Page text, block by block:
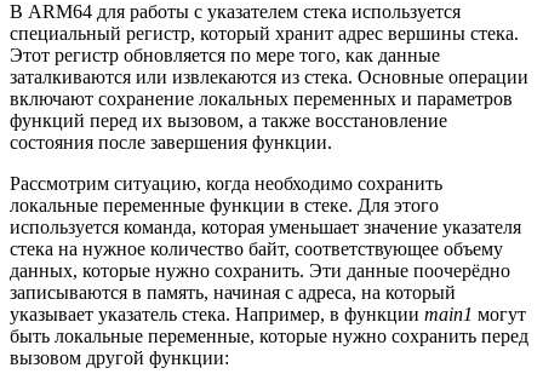
В ARM64 для работы с указателем стека используется
специальный регистр, который хранит адрес вершины стека.
Этот регистр обновляется по мере того, как данные
заталкиваются или извлекаются из стека. Основные операции
включают сохранение локальных переменных и параметров
функций перед их вызовом, а также восстановление
состояния после завершения функции.
Рассмотрим ситуацию, когда необходимо сохранить
локальные переменные функции в стеке. Для этого
используется команда, которая уменьшает значение указателя
стека на нужное количество байт, соответствующее объему
данных, которые нужно сохранить. Эти данные поочерёдно
записываются в память, начиная с адреса, на который
указывает указатель стека. Например, в функции main1 могут
быть локальные переменные, которые нужно сохранить перед
вызовом другой функции: